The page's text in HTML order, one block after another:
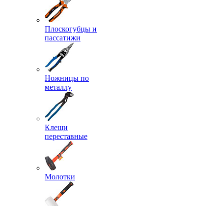
Плоскогубцы и
пассатижи
Ножницы по
металлу
Клещи
переставные
Молотки